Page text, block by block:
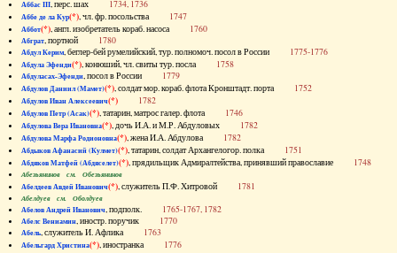
Аббас III, перс. шах 1734, 1736
Аббе де ла Кур(*), чл. фр. посольства 1747
Аббот(*), англ. изобретатель кораб. насоса 1760
Абграт, портной 1780
Абдул Керим, беглер-бей румелийский, тур. полномоч. посол в России 1775-1776
Абдула Эфенди(*), конюший, чл. свиты тур. посла 1758
Абдуласах-Эфенди, посол в России 1779
Абдулов Даниил (Мамет)(*), солдат мор. кораб. флота Кронштадт. порта 1752
Абдулов Иван Алексеевич(*) 1782
Абдулов Петр (Асак)(*), татарин, матрос галер. флота 1746
Абдулова Вера Ивановна(*), дочь И.А. и М.Р. Абдуловых 1782
Абдулова Марфа Родионовна(*), жена И.А. Абдулова 1782
Абдыков Афанасий (Кулмет)(*), татарин, солдат Архангелогор. полка 1751
Абдяков Матфей (Абдяселет)(*), прядильщик Адмиралтейства, принявший православие 1748
Абезьянинов см. Обезьянинов
Абелдеев Авдей Иванович(*), служитель П.Ф. Хитровой 1781
Абелдуев см. Оболдуев
Абелов Андрей Иванович, подполк. 1765-1767, 1782
Абелс Вениамин, иностр. поручик 1770
Абель, служитель И. Афлика 1763
Абельгард Христина(*), иностранка 1776